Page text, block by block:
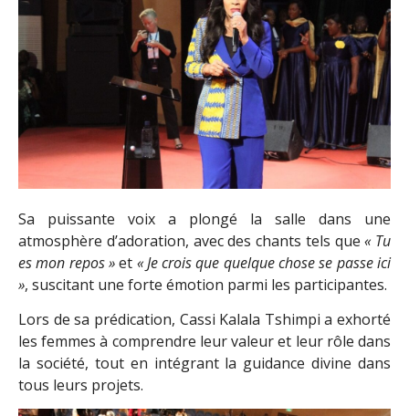
Sa puissante voix a plongé la salle dans une
atmosphère d’adoration, avec des chants tels que« Tu
es mon repos »et « Je crois que quelque chose se passe ici
», suscitant une forte émotion parmi les participantes.
Lors de sa prédication, Cassi Kalala Tshimpi a exhorté
les femmes à comprendre leur valeur et leur rôle dans
la société, tout en intégrant la guidance divine dans
tous leurs projets.